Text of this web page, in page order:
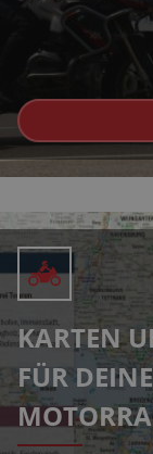
KARTEN
FÜR